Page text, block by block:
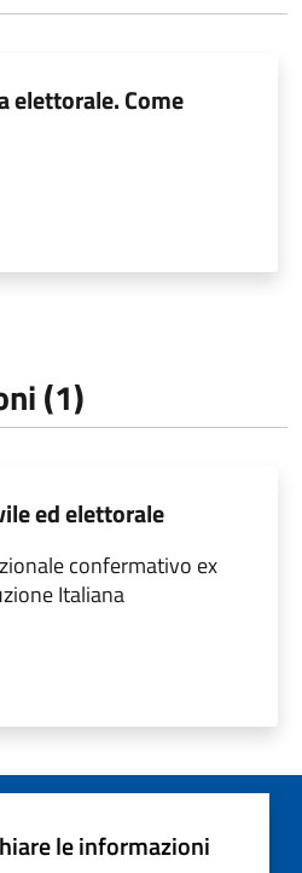
elettorale. Come
(1)
ed elettorale
confermativo ex
Italiana
le informazioni